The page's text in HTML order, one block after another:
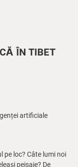
ÎN TIBET
artificiale
pe loc? Câte lumi noi
peisaje? De